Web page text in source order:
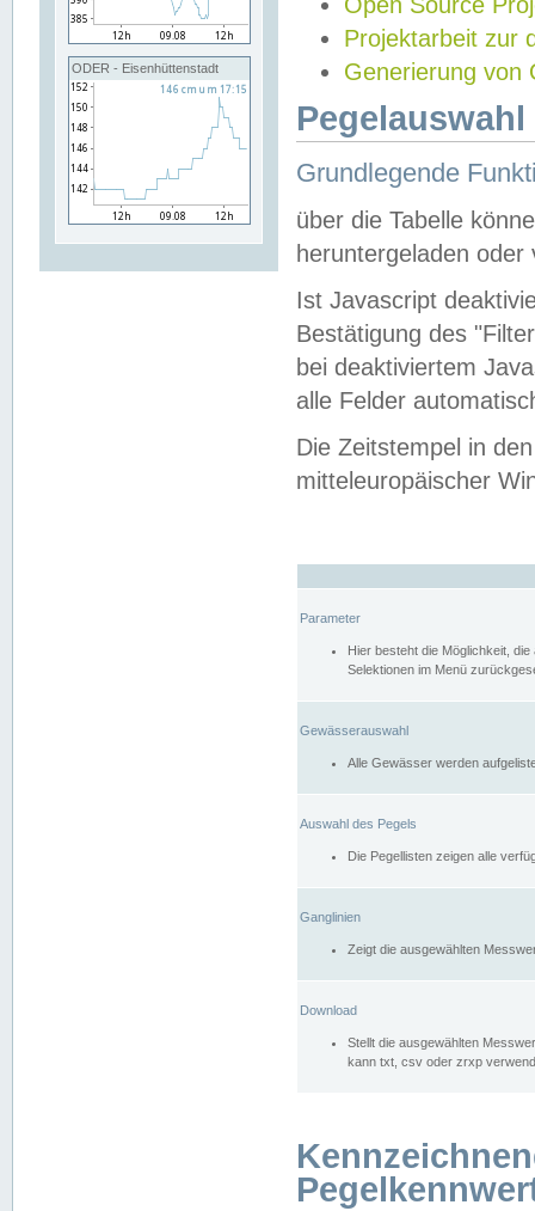
ODER - Eisenhüttenstadt
Projektarbeit zur
Generierung von
Grundlegende
über die Tabelle
heruntergeladen oder
Ist Javascript
Bestätigung des
bei deaktiviertem
alle Felder
Die Zeitstempel in
mitteleuropäischer
Parameter
Hier besteht die Möglichkeit,
Selektionen im Menü
Gewässerauswahl
Alle Gewässer werden
Auswahl des Pegels
Die Pegellisten zeigen alle
Ganglinien
Zeigt die ausgewählten
Download
Stellt die ausgewählten
kann txt, csv oder zrxp